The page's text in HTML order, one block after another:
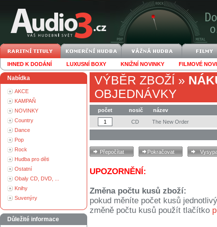
IHNED K DODÁNÍ LUXUSNÍ BOXY KNIŽNÍ NOVINKY FILMOVÉ
Nabídka
AKCE
KAMPAŇ
NOVINKY
Country
Dance
Pop
Rock
Hudba pro děti
Ostatní
Obaly CD, DVD, ...
Knihy
Suvenýry
Důležité informace
VÝBĚR ZBOŽÍ »
OBJEDNÁVKY
počet nosič
název
CD
The New Order
UPOZORNĚNÍ:
Změna počtu kusů zboží:
pokud měníte počet kusů
změně počtu kusů použít tlačítko